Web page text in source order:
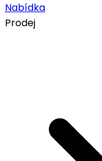
Nabídka
Prodej